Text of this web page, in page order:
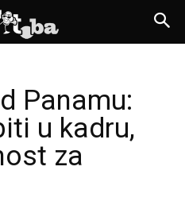
Panamu:
u kadru,
za